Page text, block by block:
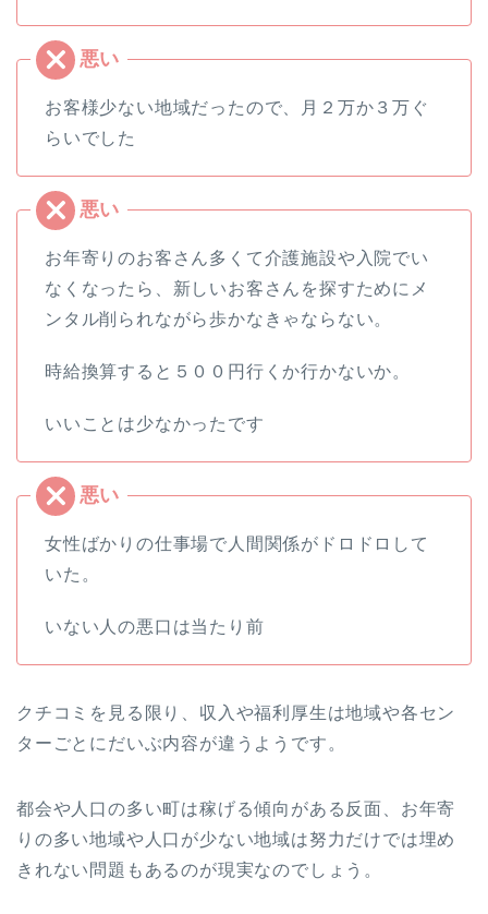
お客様少ない地域だったので、月２万か３万ぐ
らいでした
お年寄りのお客さん多くて介護施設や入院でい
なくなったら、新しいお客さんを探すためにメ
ンタル削られながら歩かなきゃならない。
時給換算すると５００円行くか行かないか。
いいことは少なかったです
女性ばかりの仕事場で人間関係がドロドロして
いた。
いない人の悪口は当たり前
クチコミを見る限り、収入や福利厚生は地域や各セン
ターごとにだいぶ内容が違うようです。
都会や人口の多い町は稼げる傾向がある反面、お年寄
りの多い地域や人口が少ない地域は努力だけでは埋め
きれない問題もあるのが現実なのでしょう。